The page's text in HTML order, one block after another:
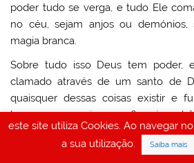
poder tudo se verga, e tudo Ele
no céu, sejam anjos ou demónios,
magia branca.
Sobre tudo isso Deus tem poder,
clamado através de um santo de
quaisquer dessas coisas existir e
branca oumagia negra?, seja a
maldição de demónios?), sem a
este site utiliza Cookies. Ao navegar
a sua utilização.
Saiba mais